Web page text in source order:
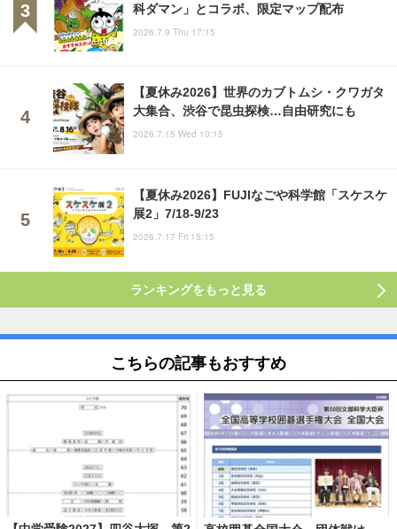
科ダマン」とコラボ、限定マップ配布
2026.7.9 Thu 17:15
【夏休み2026】世界のカブトムシ・クワガタ
大集合、渋谷で昆虫探検…自由研究にも
2026.7.15 Wed 10:15
【夏休み2026】FUJIなごや科学館「スケスケ
展2」7/18-9/23
2026.7.17 Fri 15:15
ランキングをもっと見る
こちらの記事もおすすめ